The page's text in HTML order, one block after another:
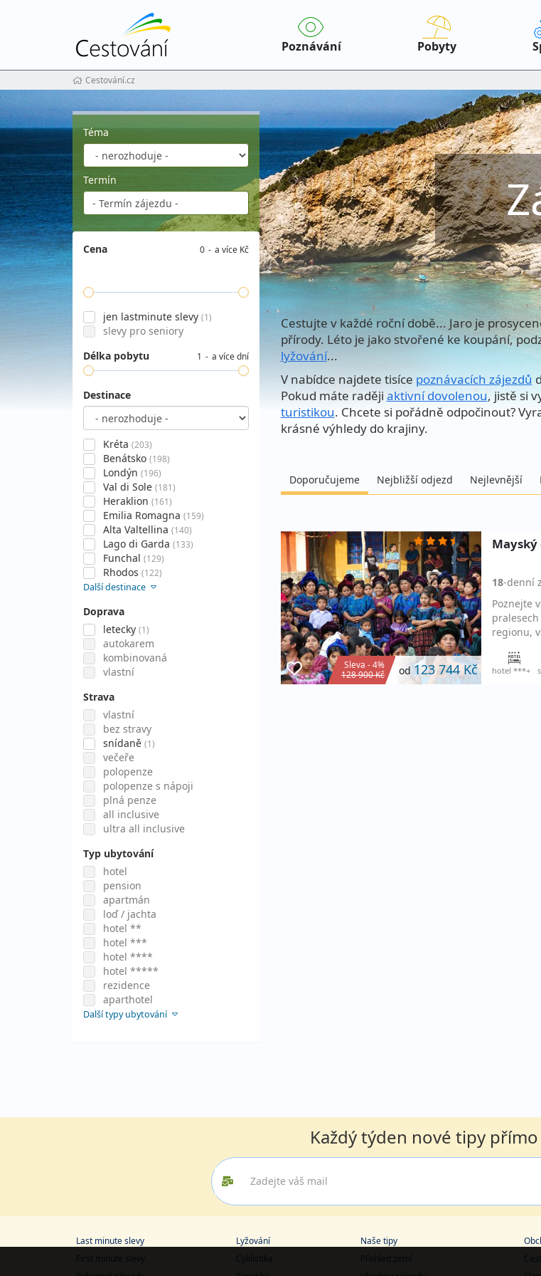
Poznávání Pobyty
Cestování.cz
Téma
Termín
Cena 0 a více Kč
jen lastminute slevy (1)
slevy pro seniory
Délka pobytu
1 a více dní
Destinace
Kréta (203)
Benátsko (198)
Londýn (196)
Val di Sole (181)
Heraklion (161)
Emilia Romagna (159)
Alta Valtellina (140)
Lago di Garda (133)
Funchal (129)
Rhodos (122)
Další destinace
Doprava
letecky (1)
autokarem
kombinovaná
vlastní
Strava
vlastní
bez stravy
snídaně (1)
večeře
polopenze
polopenze s nápoji
plná penze
all inclusive
ultra all inclusive
Typ ubytování
hotel
pension
apartmán
loď / jachta
hotel **
hotel ***
hotel ****
hotel *****
rezidence
aparthotel
Další typy ubytování
Cestujte v každé roční době... Jaro je
přírody. Léto je jako stvořené ke koupání,
lyžování...
V nabídce najdete tisíce poznávacích zájezdů
Pokud máte raději aktivní dovolenou, jistě si
turistikou. Chcete si pořádně odpočinout?
krásné výhledy do krajiny.
Doporučujeme Nejbližší odjezd Nejlevnější
Sleva - 4%
128 900 Kč
od123 744 Kč
Mayský
18-denní
Poznejte
regionu,
hotel ***+
Každý týden nové tipy přímo
Last minute slevy
First minute slevy
Lyžování
Cyklistika
Naše tipy
Přehled zemí